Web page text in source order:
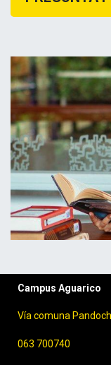
Campus Aguarico
Vía comuna
063 700740